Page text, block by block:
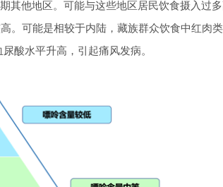
其他地区。可能与这些地区居民饮食摄入过
。可能是相较于内陆，藏族群众饮食中红肉
酸水平升高，引起痛风发病。